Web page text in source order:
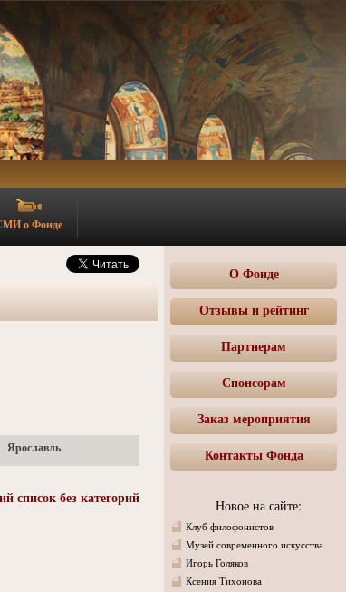
о Фонде
Ярославль
список без категорий
О Фонде
Отзывы и рейтинг
Партнерам
Спонсорам
Заказ мероприятия
Контакты Фонда
Новое на сайте:
Клуб филофонистов
Музей современного искусства
Игорь Голяков
Ксения Тихонова